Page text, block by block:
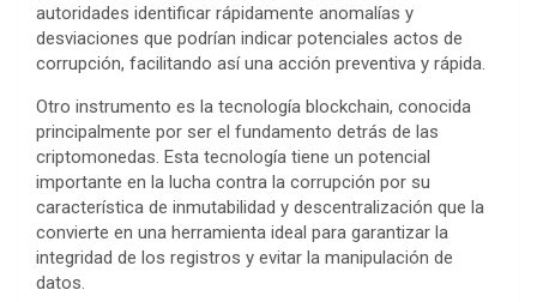
autoridades identificar rápidamente anomalías y
desviaciones que podrían indicar potenciales actos de
corrupción, facilitando así una acción preventiva y rápida.
Otro instrumento es la tecnología blockchain, conocida
principalmente por ser el fundamento detrás de las
criptomonedas. Esta tecnología tiene un potencial
importante en la lucha contra la corrupción por su
característica de inmutabilidad y descentralización que la
convierte en una herramienta ideal para garantizar la
integridad de los registros y evitar la manipulación de
datos.